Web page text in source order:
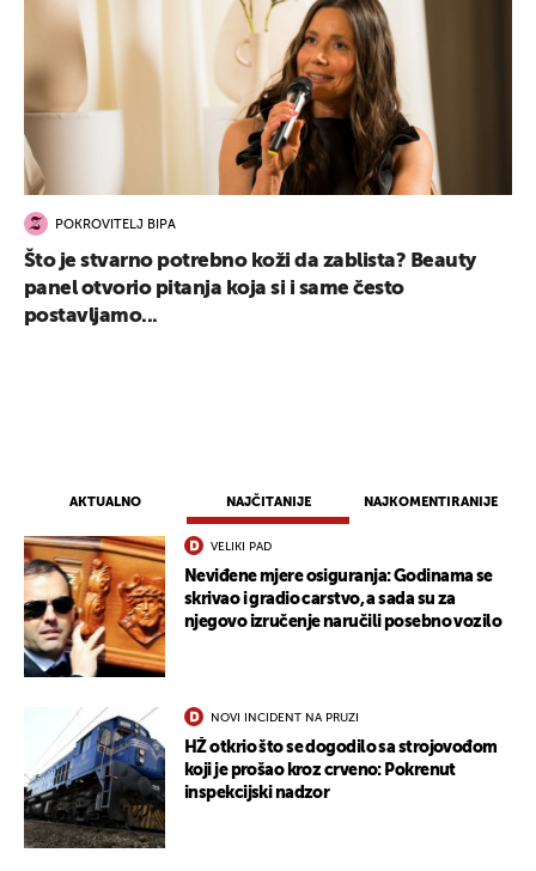
AKTUALNO NAJČITANIJE NAJKOMENTIRANIJE
VELIKI PAD
Neviđene mjere osiguranja: Godinama se
skrivao i gradio carstvo, a sada su za
njegovo izručenje naručili posebno vozilo
NOVI INCIDENT NA PRUZI
HŽ otkrio što se dogodilo sa strojovođom
koji je prošao kroz crveno: Pokrenut
inspekcijski nadzor
POKROVITELJ BIPA
Što je stvarno potrebno koži da zablista? Beauty
panel otvorio pitanja koja si i same često
postavljamo...
UKLJUČITE NOTIFIKACIJE